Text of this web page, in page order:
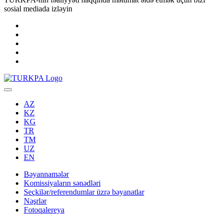
sosial mediada izləyin
AZ
KZ
KG
TR
TM
UZ
EN
Bəyannamələr
Komissiyaların sənədləri
Seçkilər/referendumlar üzrə bəyanatlar
Nəşrlər
Fotoqalereya